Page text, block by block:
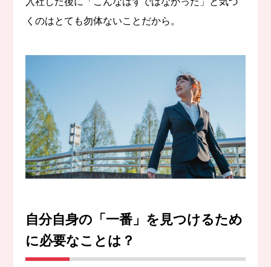
くのはとても勿体ないことだから。
自分自身の「一番」を見つけるため
に必要なことは？